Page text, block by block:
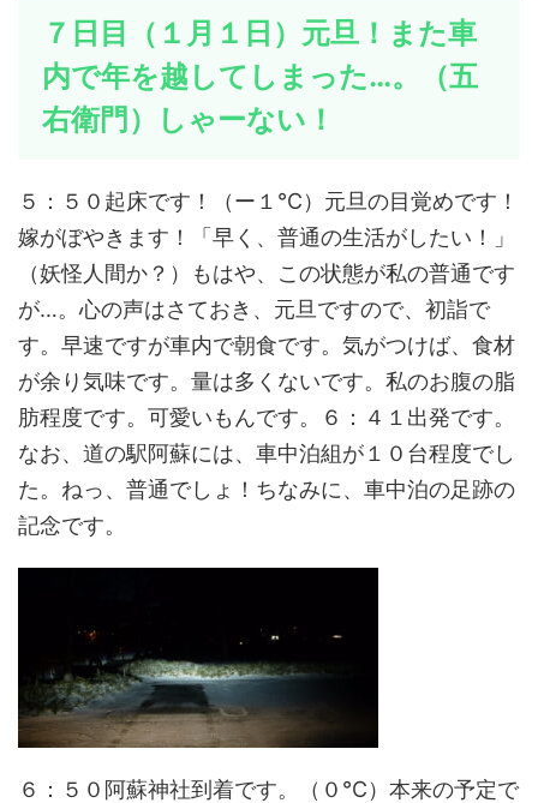
７日目（１月１日）元旦！また車
内で年を越してしまった…。（五
右衛門）しゃーない！
５：５０起床です！（ー１℃）元旦の目覚めです！
嫁がぼやきます！「早く、普通の生活がしたい！」
（妖怪人間か？）もはや、この状態が私の普通です
が…。心の声はさておき、元旦ですので、初詣で
す。早速ですが車内で朝食です。気がつけば、食材
が余り気味です。量は多くないです。私のお腹の脂
肪程度です。可愛いもんです。６：４１出発です。
なお、道の駅阿蘇には、車中泊組が１０台程度でし
た。ねっ、普通でしょ！ちなみに、車中泊の足跡の
記念です。
６：５０阿蘇神社到着です。（０℃）本来の予定で